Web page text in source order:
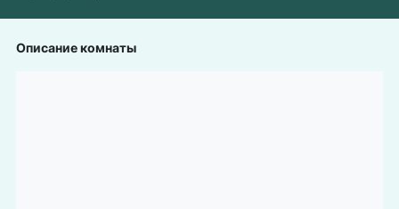
Описание комнаты